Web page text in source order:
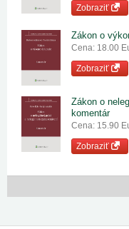
Zobraziť
Zákon o
Cena: 18.00
Zobraziť
Zákon o
komentár
Cena: 15.90
Zobraziť